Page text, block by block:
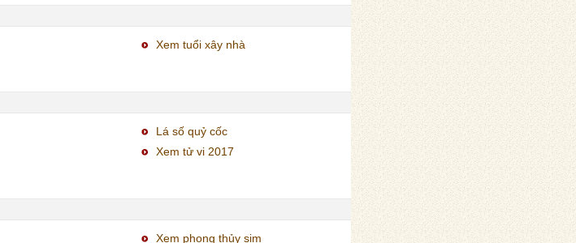
Xem tuổi xây nhà
Lá số quỷ cốc
Xem tử vi 2017
Xem phong thủy sim